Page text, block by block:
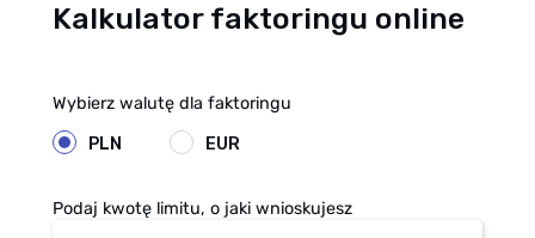
Kalkulator faktoringu online
Wybierz walutę dla faktoringu
PLN
EUR
Podaj kwotę limitu, o jaki wnioskujesz